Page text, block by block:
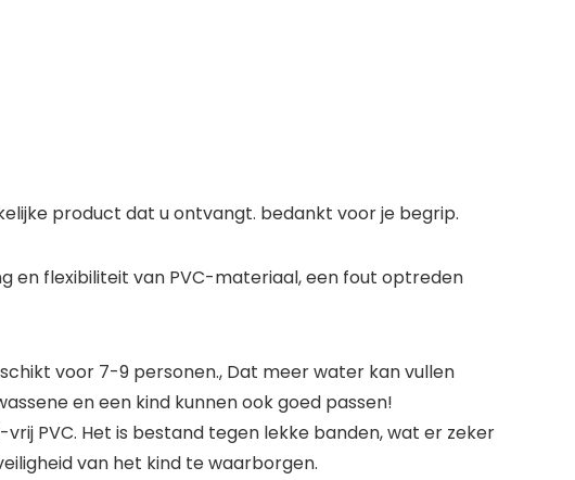
product dat u ontvangt. bedankt voor je begrip.
en flexibiliteit van PVC-materiaal, een fout optreden
voor 7-9 personen., Dat meer water kan vullen
en een kind kunnen ook goed passen!
vrij PVC. Het is bestand tegen lekke banden, wat er zeker
van het kind te waarborgen.